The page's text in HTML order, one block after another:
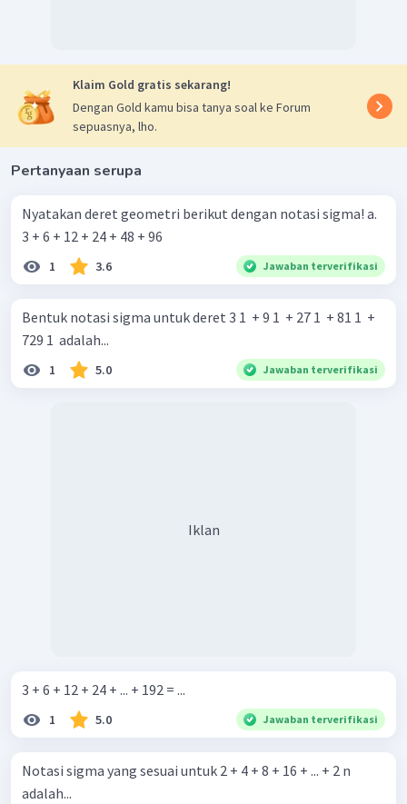
Klaim Gold gratis sekarang!
Dengan Gold kamu bisa tanya soal ke Forum
sepuasnya, lho.
Pertanyaan serupa
Nyatakan deret geometri berikut dengan notasi sigma! a.
3 + 6 + 12 + 24 + 48 + 96
1 3.6 Jawaban terverifikasi
Bentuk notasi sigma untuk deret 3 1 ​ + 9 1 ​ + 27 1 ​ + 81 1 ​ +
729 1 ​ adalah...
1 5.0 Jawaban terverifikasi
Iklan
3 + 6 + 12 + 24 + ... + 192 = ...
1 5.0 Jawaban terverifikasi
Notasi sigma yang sesuai untuk 2 + 4 + 8 + 16 + ... + 2 n
adalah...